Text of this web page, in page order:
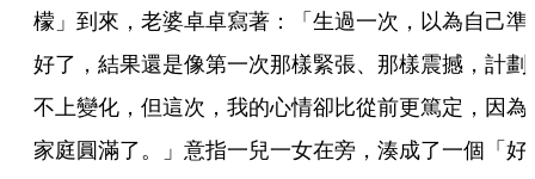
檬」到來，老婆卓卓寫著：「生過一次，以為自己準
好了，結果還是像第一次那樣緊張、那樣震撼，計劃
不上變化，但這次，我的心情卻比從前更篤定，因為
家庭圓滿了。」意指一兒一女在旁，湊成了一個「好